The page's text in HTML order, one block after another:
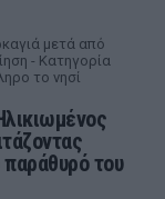
μετά από
- Κατηγορία
το νησί
του